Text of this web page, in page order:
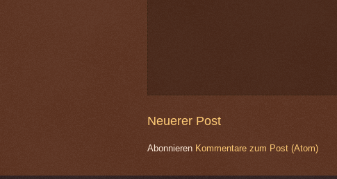
Neuerer Post
Abonnieren Kommentare zum Post (Atom)